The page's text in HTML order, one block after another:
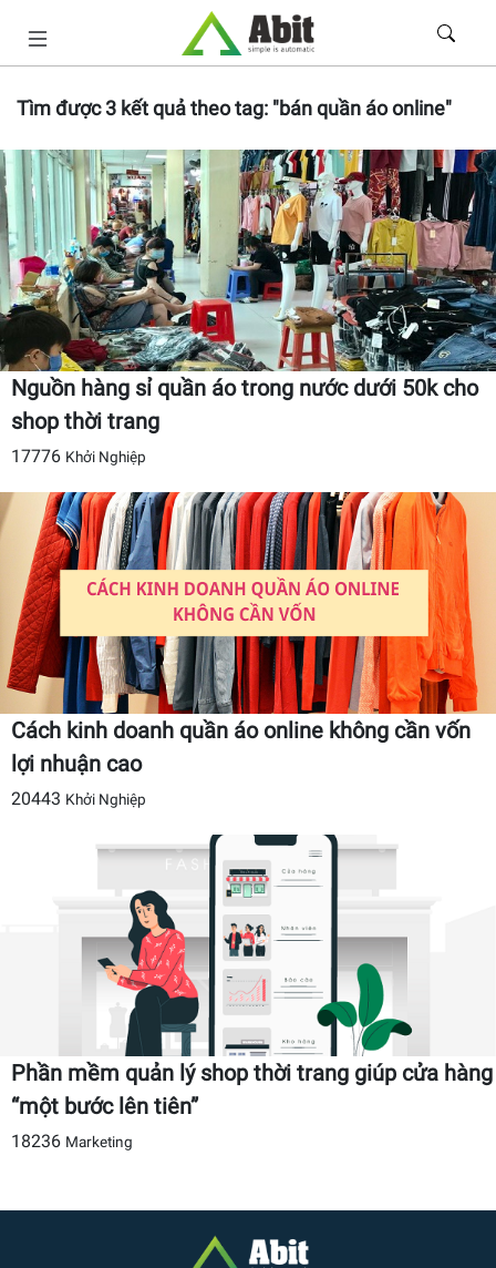
Tìm được3 kết quả theo tag: "bán quần áo online"
Nguồn hàng sỉ quần áo trong nước dưới 50k cho
shop thời trang
17776 Khởi Nghiệp
Cách kinh doanh quần áo online không cần vốn
lợi nhuận cao
20443 Khởi Nghiệp
Phần mềm quản lý shop thời trang giúp cửa hàng
“một bước lên tiên”
18236 Marketing